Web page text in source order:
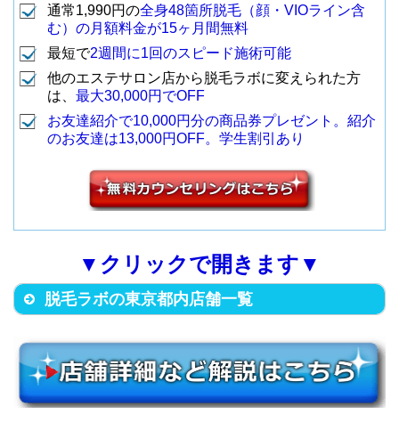
14 下井草店
（西武新宿線 下井草駅から徒歩7
分）
恵比寿店
渋谷区恵比寿南1-2-8 雨宮ビル6
02
（JR各線 恵比寿駅西口から徒歩
3分）
港区南青山2-27-20 CGAビル4F
（地下鉄外苑前駅から徒歩3分）
17
池袋サンシャイ
ン通り店
豊島区東池袋1-3-6 三治ビル6F・
7F（受付6F）
（JR各線 池袋駅(東口)から徒歩1
分）
3 新宿東口店
分）
新宿西口店
2016年リニューアルオープン予
定
渋谷店
宮益坂Ⅲ(北館)ビル３Ｆ
（JR各線 渋谷駅から徒歩5分）
6 渋谷道玄坂店
渋谷区道玄坂1-20-12 MT道玄坂
ビル8F
（JR各線 渋谷駅から徒歩5分）
通常1,990円の全身48箇所脱毛（顔・VIOライン含
む）の月額料金が15ヶ月間無料
最短で2週間に1回のスピード施術可能
他のエステサロン店から脱毛ラボに変えられた方
は、 最大30,000円でOFF
お友達紹介で10,000円分の商品券プレゼント。紹介
のお友達は13,000円OFF。学生割引あり
▼クリックで開きます▼
脱毛ラボの東京都内店舗一覧